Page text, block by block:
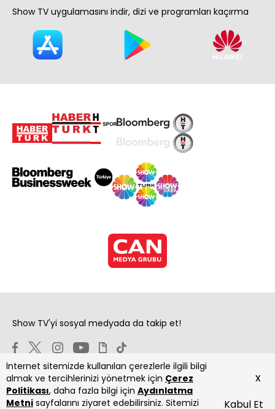
İnternet sitemizde kullanılan çerezlerle ilgili bilgi
almak ve tercihlerinizi yönetmek için Çerez
Politikası, daha fazla bilgi için Aydınlatma
Metni sayfalarını ziyaret edebilirsiniz. Sitemizi Kabul Et
x
Show TV uygulamasını indir, dizi ve programları kaçırma
Show TV'yi sosyal medyada da takip et!